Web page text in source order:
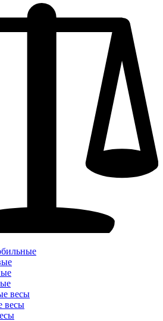
весы
весы